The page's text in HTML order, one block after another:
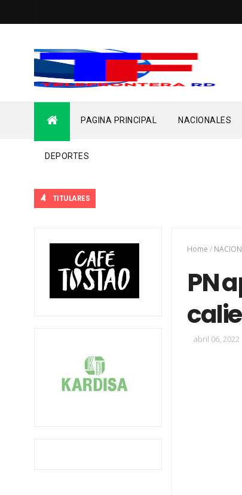
PAGINA PRINCIPAL NACIONALES
DEPORTES
TITULARES
Home /
PN
abril 06, 2022